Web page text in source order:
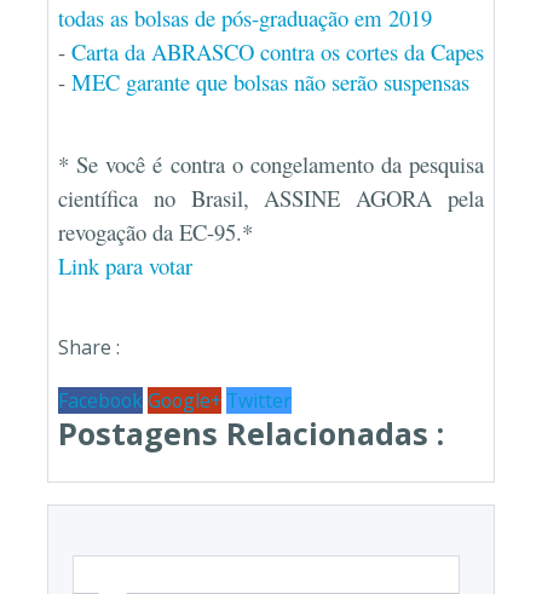
todas as bolsas de pós-graduação em 2019
- Carta da ABRASCO contra os cortes da Capes
- MEC garante que bolsas não serão suspensas
* Se você é contra o congelamento da pesquisa
científica no Brasil, ASSINE AGORA pela
revogação da EC-95.*
Link para votar
Share :
Facebook Google+ Twitter
Postagens Relacionadas :